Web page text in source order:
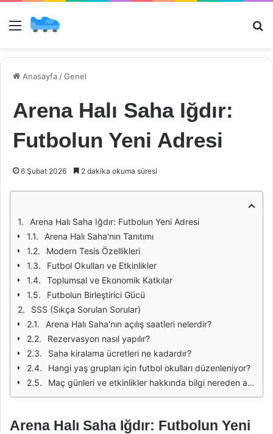
Menü
Anasayfa /Genel
Arena Halı Saha Iğdır:
Futbolun Yeni Adresi
6 Şubat 2026 2 dakika okuma süresi
Arena Halı Saha Iğdır: Futbolun Yeni Adresi
Arena Halı Saha'nın Tanıtımı
Modern Tesis Özellikleri
Futbol Okulları ve Etkinlikler
Toplumsal ve Ekonomik Katkılar
Futbolun Birleştirici Gücü
SSS (Sıkça Sorulan Sorular)
Arena Halı Saha'nın açılış saatleri nelerdir?
Rezervasyon nasıl yapılır?
Saha kiralama ücretleri ne kadardır?
Hangi yaş grupları için futbol okulları düzenleniyor?
Maç günleri ve etkinlikler hakkında bilgi nereden alınabilir?
Arena Halı Saha Iğdır: Futbolun Yeni